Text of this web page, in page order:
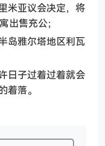
米亚议会决定，将
出售充公；
岛雅尔塔地区利瓦
日子过着过着就会
着落。